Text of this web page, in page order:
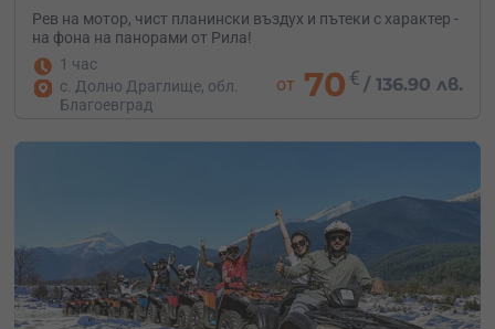
Рев на мотор, чист планински въздух и пътеки с характер -
на фона на панорами от Рила!
1 час
с. Долно Драглище, обл.
Благоевград
от 70 € / 136.90 лв.